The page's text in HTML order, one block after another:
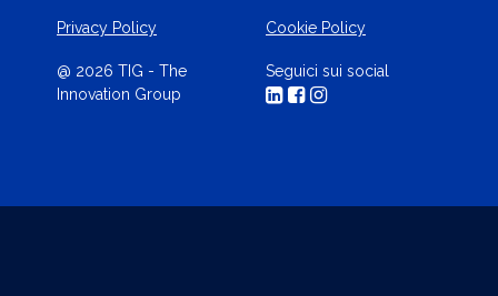
Privacy Policy Cookie Policy
@ 2026 TIG - The
Innovation Group
Seguici sui social